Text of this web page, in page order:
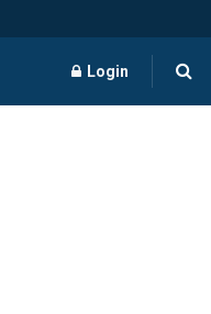
Login